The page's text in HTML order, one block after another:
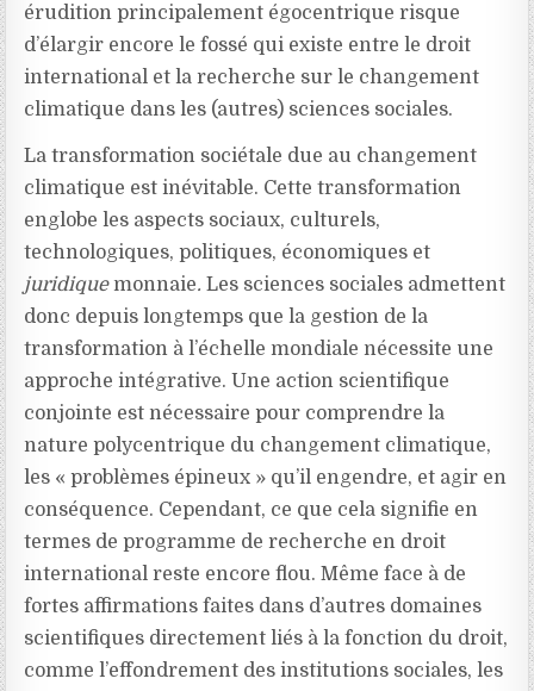
érudition principalement égocentrique risque
d’élargir encore le fossé qui existe entre le droit
international et la recherche sur le changement
climatique dans les (autres) sciences sociales.
La transformation sociétale due au changement
climatique est inévitable. Cette transformation
englobe les aspects sociaux, culturels,
technologiques, politiques, économiques et
juridiquemonnaie. Les sciences sociales admettent
donc depuis longtemps que la gestion de la
transformation à l’échelle mondiale nécessite une
approche intégrative. Une action scientifique
conjointe est nécessaire pour comprendre la
nature polycentrique du changement climatique,
les « problèmes épineux » qu’il engendre, et agir en
conséquence. Cependant, ce que cela signifie en
termes de programme de recherche en droit
international reste encore flou. Même face à de
fortes affirmations faites dans d’autres domaines
scientifiques directement liés à la fonction du droit,
comme l’effondrement des institutions sociales, les